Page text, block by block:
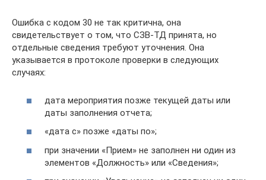
Ошибка с кодом 30 не так критична, она
свидетельствует о том, что СЗВ-ТД принята, но
отдельные сведения требуют уточнения. Она
указывается в протоколе проверки в следующих
случаях:
дата мероприятия позже текущей даты или
даты заполнения отчета;
«дата с» позже «даты по»;
при значении «Прием» не заполнен ни один из
элементов «Должность» или «Сведения»;